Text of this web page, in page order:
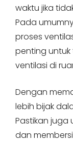
waktu jika
Pada
proses
penting
ventilasi di
Dengan
lebih bijak
Pastikan juga
dan